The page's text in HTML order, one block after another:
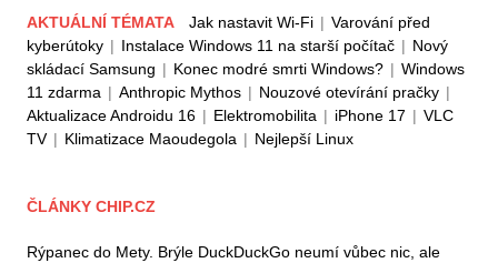
AKTUÁLNÍ TÉMATA Jak nastavit Wi-Fi | Varování před
kyberútoky | Instalace Windows 11 na starší počítač | Nový
skládací Samsung | Konec modré smrti Windows? | Windows
11 zdarma | Anthropic Mythos | Nouzové otevírání pračky |
Aktualizace Androidu 16 | Elektromobilita | iPhone 17 | VLC
TV | Klimatizace Maoudegola | Nejlepší Linux
ČLÁNKY CHIP.CZ
Rýpanec do Mety. Brýle DuckDuckGo neumí vůbec nic, ale